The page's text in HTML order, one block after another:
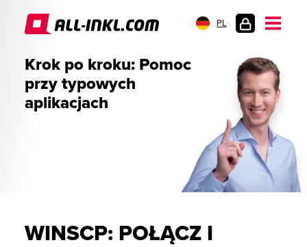
PL
Krok po kroku: Pomoc
przy typowych
aplikacjach
WINSCP: POŁĄCZ I